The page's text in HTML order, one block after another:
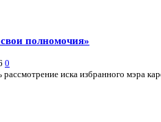
полномочия»
0
рассмотрение иска избранного мэра